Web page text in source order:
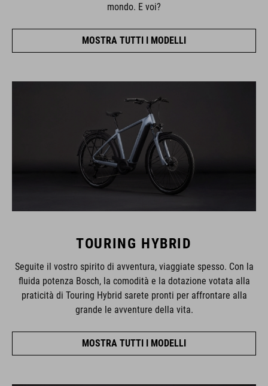
mondo. E voi?
MOSTRA TUTTI I MODELLI
TOURING HYBRID
Seguite il vostro spirito di avventura, viaggiate spesso. Con la
fluida potenza Bosch, la comodità e la dotazione votata alla
praticità di Touring Hybrid sarete pronti per affrontare alla
grande le avventure della vita.
MOSTRA TUTTI I MODELLI